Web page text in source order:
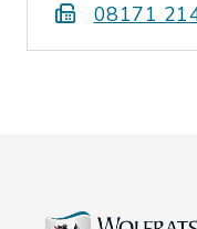
08171